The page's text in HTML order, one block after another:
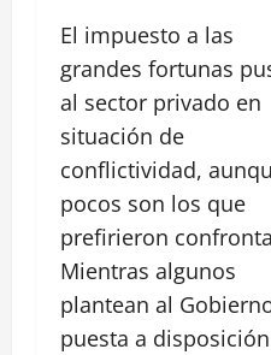
El impuesto a las
grandes fortunas
al sector privado en
situación de
conflictividad,
pocos son los que
prefirieron
Mientras algunos
plantean al
puesta a